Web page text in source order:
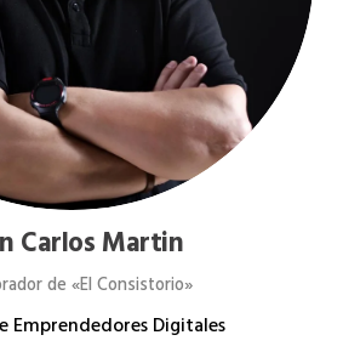
Carlos Martin
de «El Consistorio»
Emprendedores Digitales